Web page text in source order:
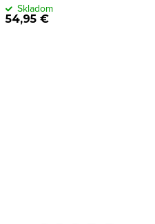
54,95 €
Skladom